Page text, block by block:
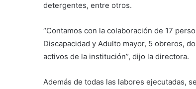
detergentes, entre otros.
“Contamos con la colaboración de 17
Discapacidad y Adulto mayor, 5 obreros,
activos de la institución”, dijo la directora.
Además de todas las labores ejecutadas,